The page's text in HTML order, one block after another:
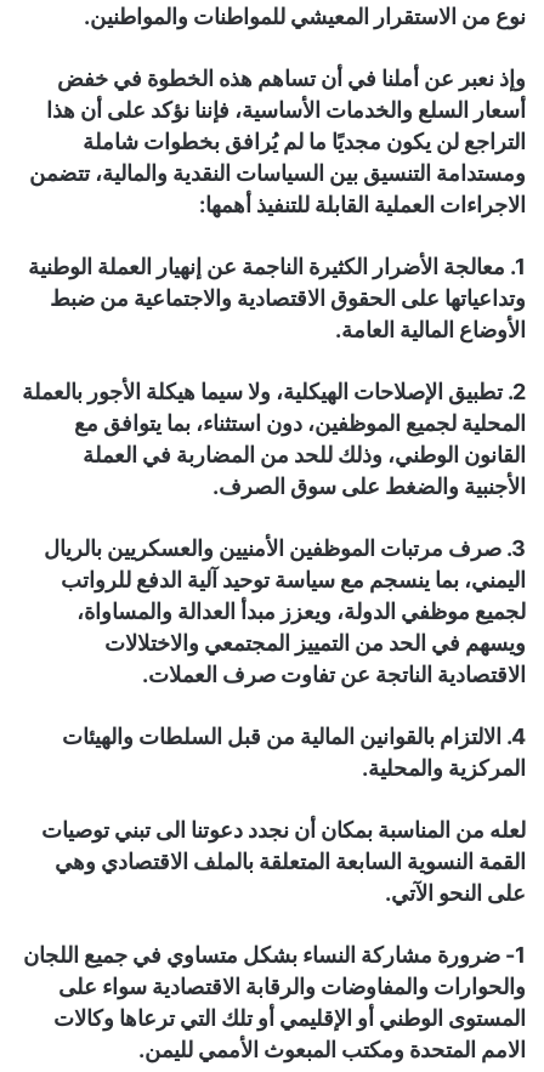
نوع من الاستقرار المعيشي للمواطنات والمواطنين.
وإذ نعبر عن أملنا في أن تساهم هذه الخطوة في خفض
أسعار السلع والخدمات الأساسية، فإننا نؤكد على أن هذا
التراجع لن يكون مجديًا ما لم يُرافق بخطوات شاملة
ومستدامة التنسيق بين السياسات النقدية والمالية، تتضمن
الاجراءات العملية القابلة للتنفيذ أهمها:
1. معالجة الأضرار الكثيرة الناجمة عن إنهيار العملة الوطنية
وتداعياتها على الحقوق الاقتصادية والاجتماعية من ضبط
الأوضاع المالية العامة.
2. تطبيق الإصلاحات الهيكلية، ولا سيما هيكلة الأجور بالعملة
المحلية لجميع الموظفين، دون استثناء، بما يتوافق مع
القانون الوطني، وذلك للحد من المضاربة في العملة
الأجنبية والضغط على سوق الصرف.
3. صرف مرتبات الموظفين الأمنيين والعسكريين بالريال
اليمني، بما ينسجم مع سياسة توحيد آلية الدفع للرواتب
لجميع موظفي الدولة، ويعزز مبدأ العدالة والمساواة،
ويسهم في الحد من التمييز المجتمعي والاختلالات
الاقتصادية الناتجة عن تفاوت صرف العملات.
4. الالتزام بالقوانين المالية من قبل السلطات والهيئات
المركزية والمحلية.
لعله من المناسبة بمكان أن نجدد دعوتنا الى تبني توصيات
القمة النسوية السابعة المتعلقة بالملف الاقتصادي وهي
على النحو الآتي.
1- ضرورة مشاركة النساء بشكل متساوي في جميع اللجان
والحوارات والمفاوضات والرقابة الاقتصادية سواء على
المستوى الوطني أو الإقليمي أو تلك التي ترعاها وكالات
الامم المتحدة ومكتب المبعوث الأممي لليمن.